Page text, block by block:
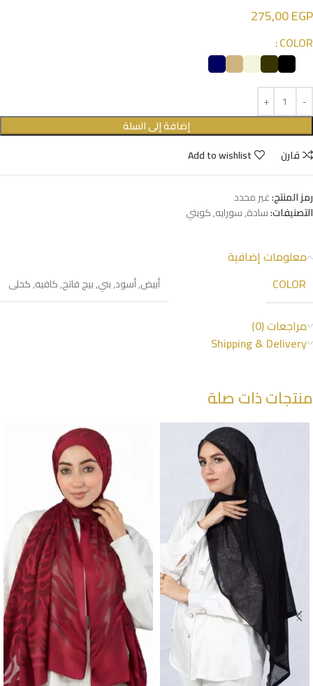
275,00EGP
COLOR
إضافة إلى السلة
قارن
Add to wishlist
رمز المنتج:غير محدد
التصنيفات:سادة,سورايه,كويتي
معلومات إضافية
COLOR
أبيض,أسود,بني,بيج فاتح,كافيه,كحلى
مراجعات (0)
Shipping & Delivery
منتجات ذات صلة